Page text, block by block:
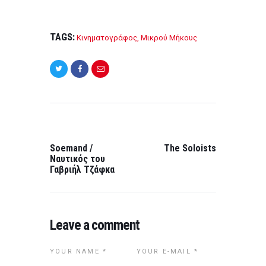
TAGS: Κινηματογράφος, Μικρού Μήκους
POST:
Soemand /
Ναυτικός του
Γαβριήλ Τζάφκα
The Soloists
Leave a comment